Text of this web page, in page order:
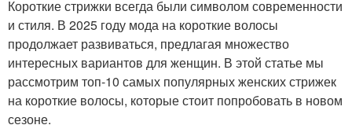
Короткие стрижки всегда были символом современности
и стиля. В 2025 году мода на короткие волосы
продолжает развиваться, предлагая множество
интересных вариантов для женщин. В этой статье мы
рассмотрим топ-10 самых популярных женских стрижек
на короткие волосы, которые стоит попробовать в новом
сезоне.